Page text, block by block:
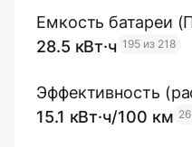
Емкость батареи
28.5 кВт·ч 195 из 218
Эффективность
15.1 кВт·ч/100 км